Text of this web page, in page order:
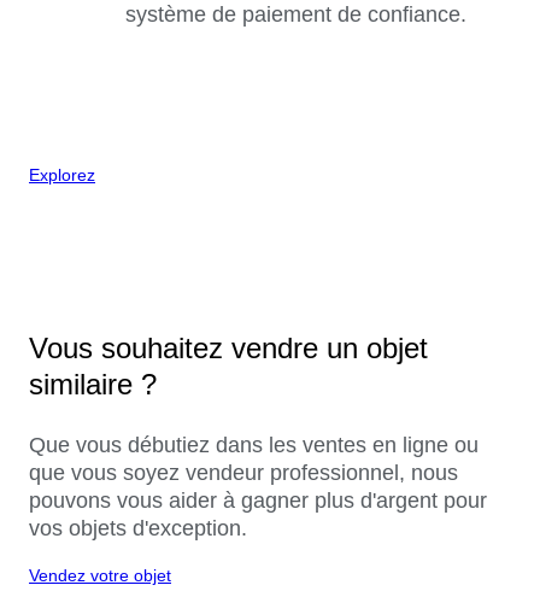
système de paiement de confiance.
Explorez
Vous souhaitez vendre un objet
similaire ?
Que vous débutiez dans les ventes en ligne ou
que vous soyez vendeur professionnel, nous
pouvons vous aider à gagner plus d'argent pour
vos objets d'exception.
Vendez votre objet